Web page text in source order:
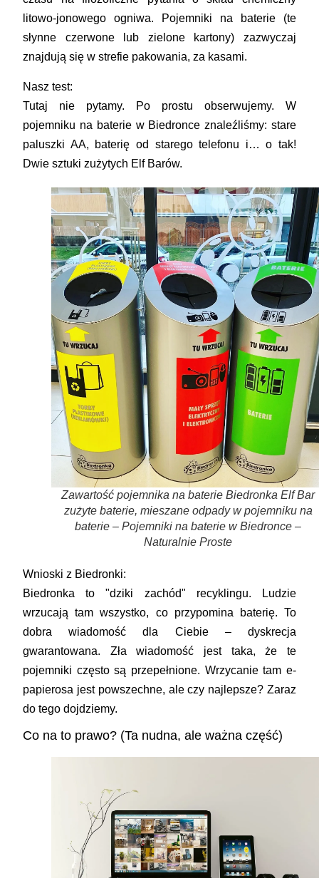
litowo-jonowego ogniwa. Pojemniki na baterie (te
słynne czerwone lub zielone kartony) zazwyczaj
znajdują się w strefie pakowania, za kasami.
Nasz test:
Tutaj nie pytamy. Po prostu obserwujemy. W
pojemniku na baterie w Biedronce znaleźliśmy: stare
paluszki AA, baterię od starego telefonu i… o tak!
Dwie sztuki zużytych Elf Barów.
Zawartość pojemnika na baterie Biedronka Elf Bar
zużyte baterie, mieszane odpady w pojemniku na
baterie – Pojemniki na baterie w Biedronce –
Naturalnie Proste
Wnioski z Biedronki:
Biedronka to "dziki zachód" recyklingu. Ludzie
wrzucają tam wszystko, co przypomina baterię. To
dobra wiadomość dla Ciebie – dyskrecja
gwarantowana. Zła wiadomość jest taka, że te
pojemniki często są przepełnione. Wrzycanie tam e-
papierosa jest powszechne, ale czy najlepsze? Zaraz
do tego dojdziemy.
Co na to prawo? (Ta nudna, ale ważna część)